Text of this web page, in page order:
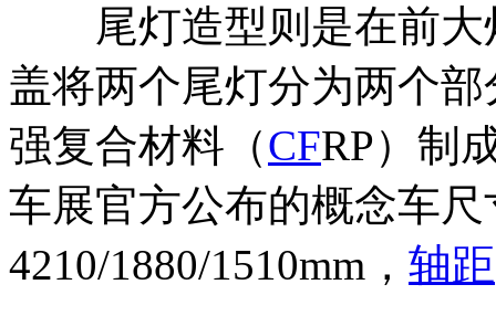
尾灯造型则是在前大
盖将两个尾灯分为两个
强复合材料（CFRP）制
车展官方公布的概念车
4210/1880/1510mm， 轴距